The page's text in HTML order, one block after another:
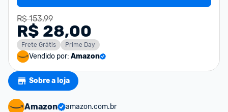
R$ 153,99
R$ 28,00
Frete Grátis Prime Day
Vendido por: Amazon
Sobre a loja
Amazon
amazon.com.br